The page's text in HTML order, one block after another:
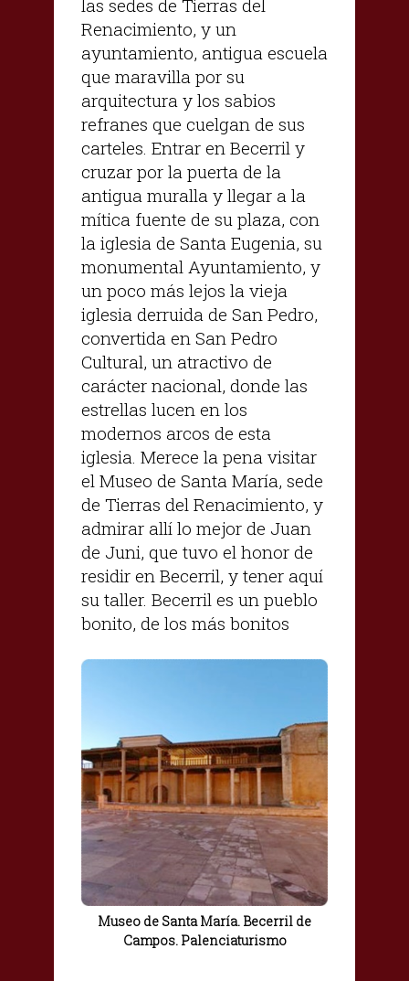
las sedes de Tierras del
Renacimiento, y un
ayuntamiento, antigua escuela
que maravilla por su
arquitectura y los sabios
refranes que cuelgan de sus
carteles. Entrar en Becerril y
cruzar por la puerta de la
antigua muralla y llegar a la
mítica fuente de su plaza, con
la iglesia de Santa Eugenia, su
monumental Ayuntamiento, y
un poco más lejos la vieja
iglesia derruida de San Pedro,
convertida en San Pedro
Cultural, un atractivo de
carácter nacional, donde las
estrellas lucen en los
modernos arcos de esta
iglesia. Merece la pena visitar
el Museo de Santa María, sede
de Tierras del Renacimiento, y
admirar allí lo mejor de Juan
de Juni, que tuvo el honor de
residir en Becerril, y tener aquí
su taller. Becerril es un pueblo
bonito, de los más bonitos
Museo de Santa María. Becerril de
Campos. Palenciaturismo